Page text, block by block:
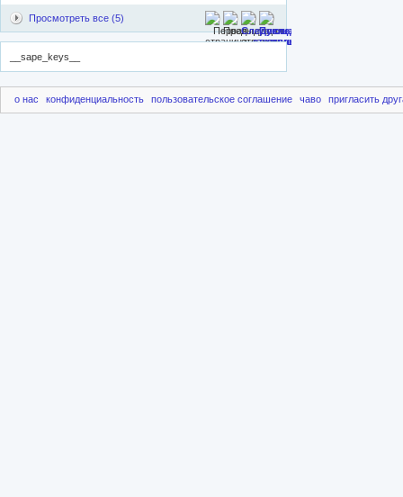
Просмотреть все (5)
__sape_keys__
о нас конфиденциальность пользовательское соглашение чаво пригласить